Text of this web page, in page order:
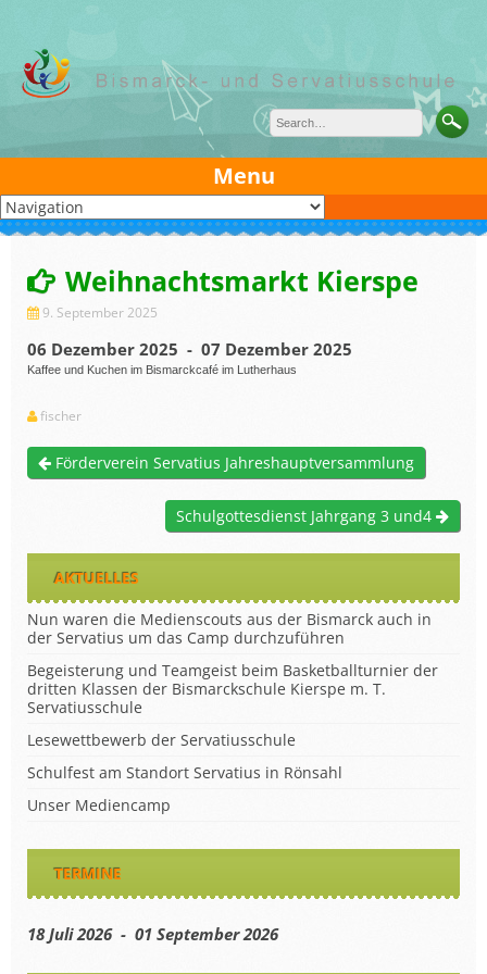
content
Menu
Weihnachtsmarkt Kierspe
9. September 2025
06 Dezember 2025 - 07 Dezember 2025
Kaffee und Kuchen im Bismarckcafé im Lutherhaus
fischer
Förderverein Servatius Jahreshauptversammlung
Schulgottesdienst Jahrgang 3 und4
AKTUELLES
Nun waren die Medienscouts aus der Bismarck auch in
der Servatius um das Camp durchzuführen
Begeisterung und Teamgeist beim Basketballturnier der
dritten Klassen der Bismarckschule Kierspe m. T.
Servatiusschule
Lesewettbewerb der Servatiusschule
Schulfest am Standort Servatius in Rönsahl
Unser Mediencamp
TERMINE
18 Juli 2026 - 01 September 2026